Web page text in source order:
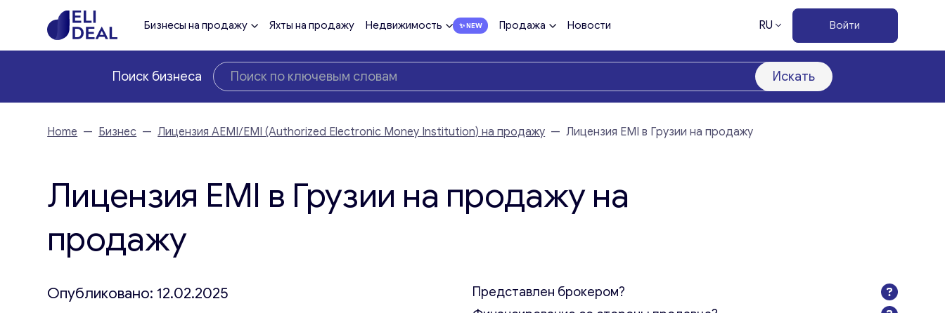
Бизнесы на продажу Яхты на продажу Недвижимость Продажа Новости RU Войти
Поиск бизнеса Искать
Home — Бизнес — Лицензия AEMI/EMI (Authorized Electronic Money Institution) на продажу — Лицензия EMI в Грузии на продажу
Лицензия EMI в Грузии на продажу на
продажу
Опубликовано: 12.02.2025
Представлен брокером?